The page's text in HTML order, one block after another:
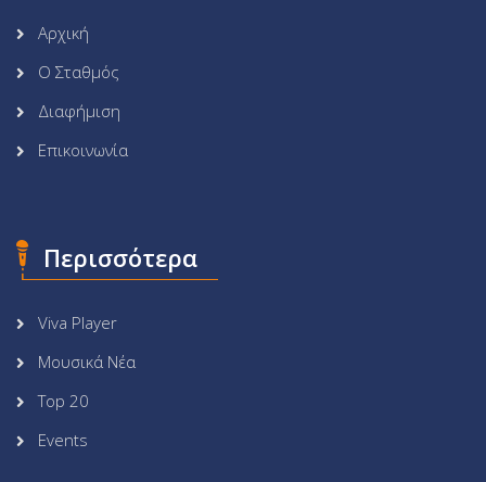
Αρχική
Ο Σταθμός
Διαφήμιση
Επικοινωνία
Περισσότερα
Viva Player
Μουσικά Νέα
Top 20
Events